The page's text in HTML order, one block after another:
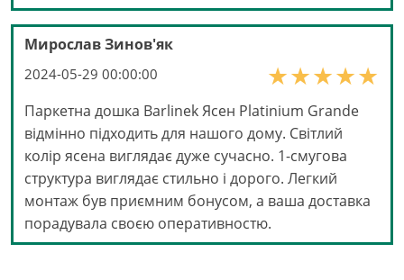
Мирослав Зинов'як
2024-05-29 00:00:00
Паркетна дошка Barlinek Ясен Platinium Grande
відмінно підходить для нашого дому. Світлий
колір ясена виглядає дуже сучасно. 1-смугова
структура виглядає стильно і дорого. Легкий
монтаж був приємним бонусом, а ваша доставка
порадувала своєю оперативностю.